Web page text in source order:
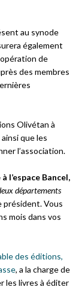
au synode
également
de
des membres
Olivétan à
que les
l’association.
l’espace Bancel,
départements
président. Vous
mois dans vos
des éditions,
, a la charge de
les livres à éditer